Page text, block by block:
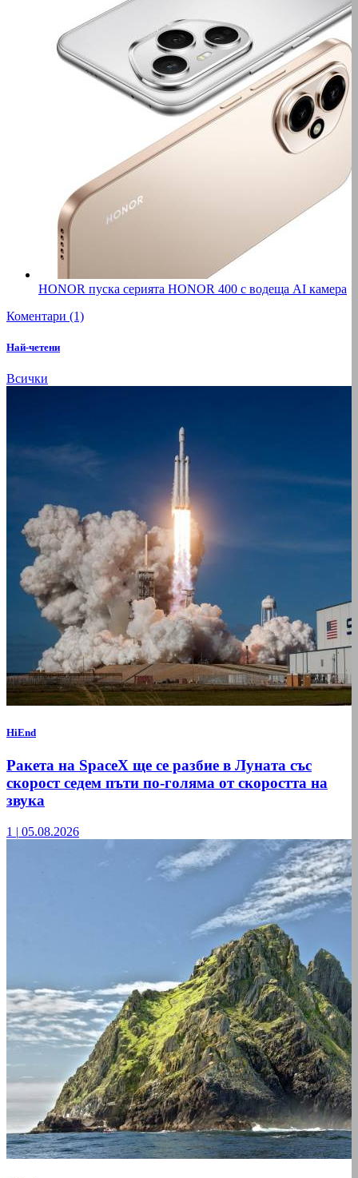
HONOR пуска серията HONOR 400 с водеща AI камера
Коментари (1)
Най-четени
Всички
HiEnd
Ракета на SpaceX ще се разбие в Луната със
скорост седем пъти по-голяма от скоростта на
звука
1 | 05.08.2026